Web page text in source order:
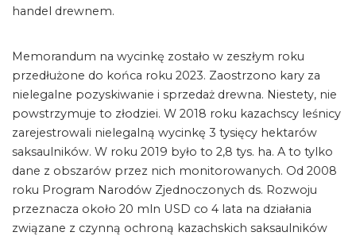
handel drewnem.
Memorandum na wycinkę zostało w zeszłym roku
przedłużone do końca roku 2023. Zaostrzono kary za
nielegalne pozyskiwanie i sprzedaż drewna. Niestety, nie
powstrzymuje to złodziei. W 2018 roku kazachscy leśnicy
zarejestrowali nielegalną wycinkę 3 tysięcy hektarów
saksaulników. W roku 2019 było to 2,8 tys. ha. A to tylko
dane z obszarów przez nich monitorowanych. Od 2008
roku Program Narodów Zjednoczonych ds. Rozwoju
przeznacza około 20 mln USD co 4 lata na działania
związane z czynną ochroną kazachskich saksaulników